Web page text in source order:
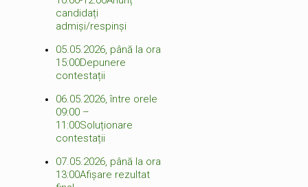
candidați
admiși/respinși
05.05.2026, până la ora
15:00Depunere
contestații
06.05.2026, între orele
09:00 –
11:00Soluționare
contestații
07.05.2026, până la ora
13:00Afișare rezultat